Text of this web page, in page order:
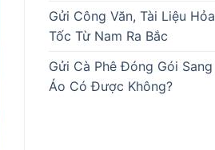
Gửi Công Văn, Tài Liệu Hỏa
Tốc Từ Nam Ra Bắc
Gửi Cà Phê Đóng Gói Sang
Áo Có Được Không?